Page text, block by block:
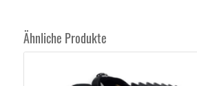
Ähnliche Produkte